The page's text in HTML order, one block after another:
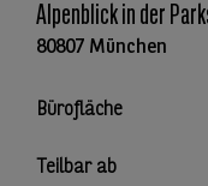
Alpenblick in der
80807 München
Bürofläche
Teilbar ab